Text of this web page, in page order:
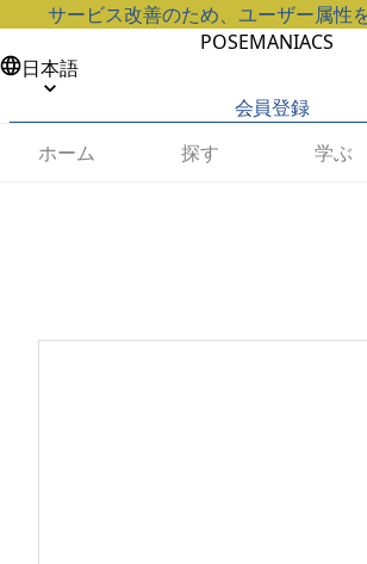
サービス改善のため、ユーザー属性
POSEMANIACS
日本語
会員登録
ホーム
探す 学ぶ